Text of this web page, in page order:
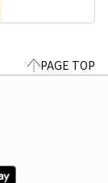
PAGE TOP